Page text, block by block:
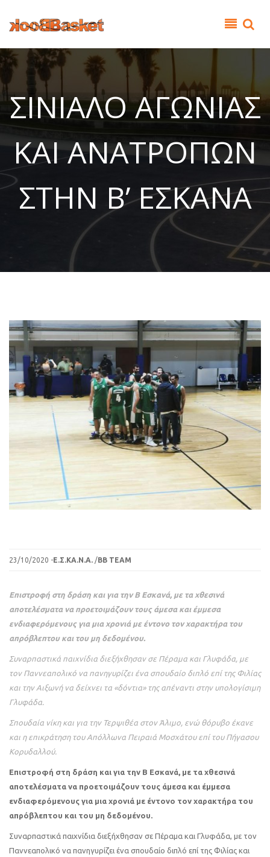
ΣΙΝΙΑΛΟ ΑΓΩΝΙΑΣ
ΚΑΙ ΑΝΑΤΡΟΠΩΝ
ΣΤΗΝ Β’ ΕΣΚΑΝΑ
23/10/2020 -Ε.Σ.ΚΑ.Ν.Α. /BB TEAM
Επιστροφή στη δράση και για την Β Εσκανά, με τα χθεσινά
αποτελέσματα να προετοιμάζουν τους άμεσα και έμμεσα
ενδιαφερόμενους για μια χρονιά με έντονο τον χαρακτήρα του
απρόβλεπτου και του μη δεδομένου.
Συναρπαστικά παιχνίδια διεξήχθησαν σε Πέραμα και Γλυφάδα, με
τον Παννεαπολικό να πανηγυρίζει ένα σπουδαίο διπλό επί της Φιλίας
και την Αιξωνή να δείχνει τα «δόντια» της απέναντι στην υπολογίσιμη
Γλυφάδα.
Σπουδαία νίκη και για την Τερψιθέα στον Άλιμο, ενώ θόρυβο έκανε
και η επικράτηση του Απόλλωνα Πειραιά Μοσχάτου επί του Πήγασου
Κορυδαλλού.
Επιστροφή στη δράση και για την Β Εσκανά, με τα χθεσινά
αποτελέσματα να προετοιμάζουν τους άμεσα και έμμεσα
ενδιαφερόμενους για μια χρονιά με έντονο τον χαρακτήρα του
απρόβλεπτου και του μη δεδομένου.
Συναρπαστικά παιχνίδια διεξήχθησαν σε Πέραμα και Γλυφάδα, με τον
Παννεαπολικό να πανηγυρίζει ένα σπουδαίο διπλό επί της Φιλίας και